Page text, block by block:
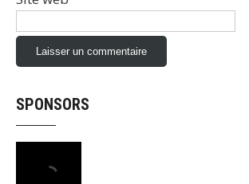
SPONSORS